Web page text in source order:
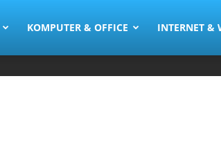
KOMPUTER & OFFICE INTERNET &